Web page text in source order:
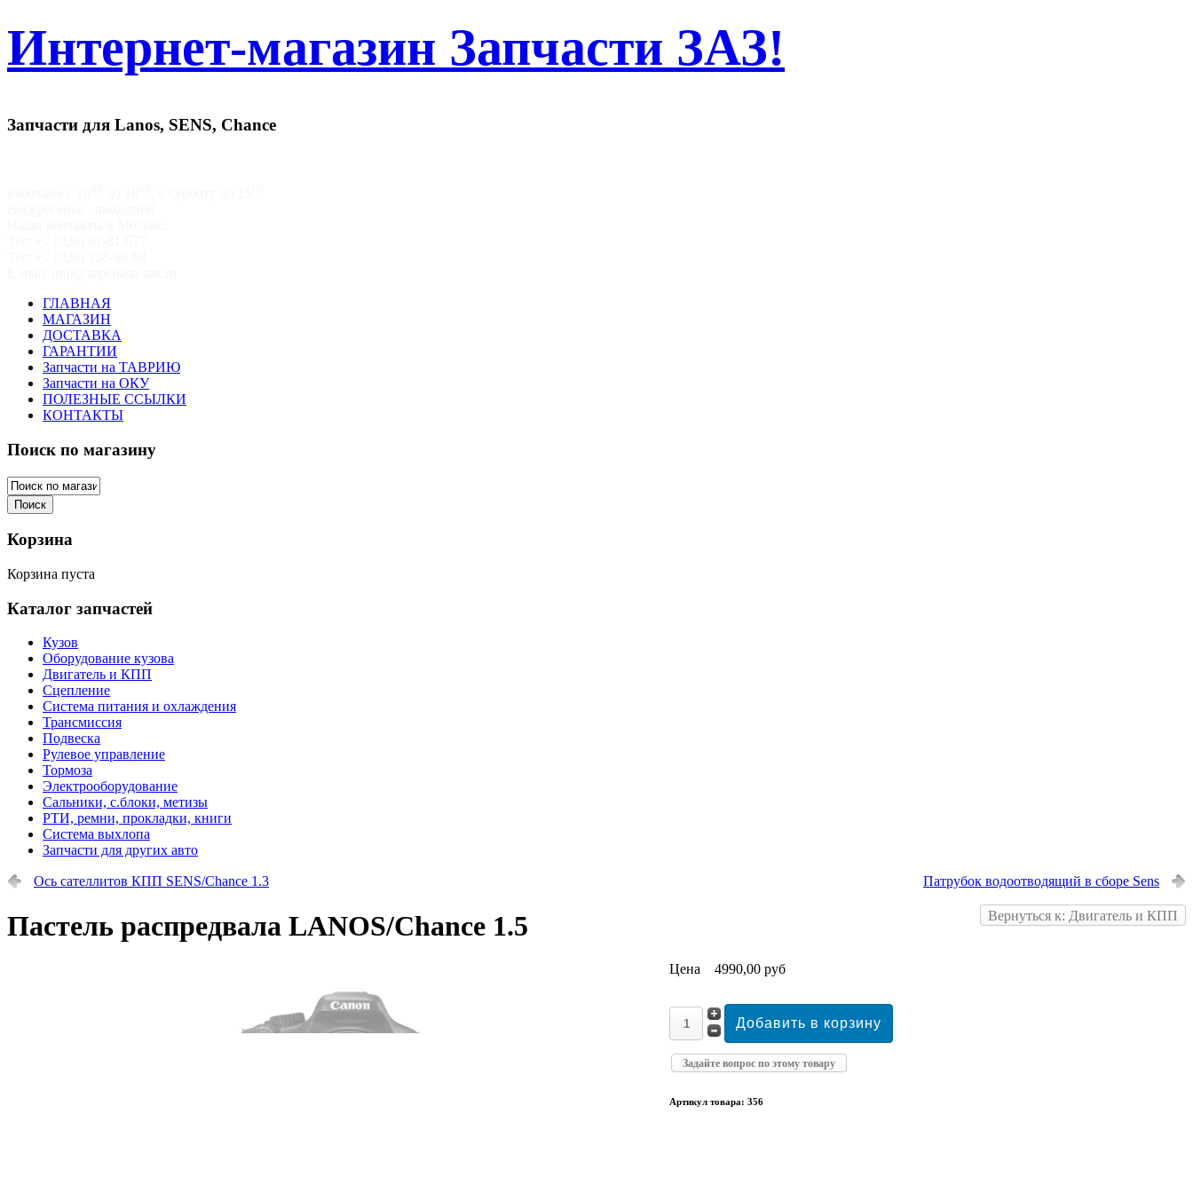
Интернет-магазин Запчасти ЗАЗ!
Запчасти для Lanos, SENS, Chance
ГЛАВНАЯ
МАГАЗИН
ДОСТАВКА
ГАРАНТИИ
Запчасти на ТАВРИЮ
Запчасти на ОКУ
ПОЛЕЗНЫЕ ССЫЛКИ
КОНТАКТЫ
Поиск по магазину
Корзина
Корзина пуста
Каталог запчастей
Кузов
Оборудование кузова
Двигатель и КПП
Сцепление
Система питания и охлаждения
Трансмиссия
Подвеска
Рулевое управление
Тормоза
Электрооборудование
Сальники, с.блоки, метизы
РТИ, ремни, прокладки, книги
Система выхлопа
Запчасти для других авто
Ось сателлитов КПП SENS/Chance 1.3 Патрубок водоотводящий в сборе Sens
Вернуться к: Двигатель и КПП
Пастель распредвала LANOS/Chance 1.5
Цена 4990,00 руб
Задайте вопрос по этому товару
Артикул товара: 356